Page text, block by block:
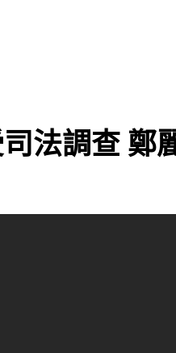
法調查 鄭